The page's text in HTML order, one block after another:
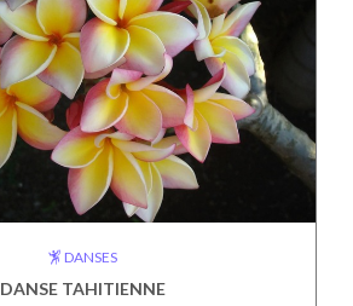
DANSES
DANSE TAHITIENNE